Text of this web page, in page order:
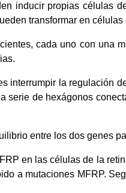
inducir propias células
transformar en
cada uno con una
interrumpir la regulación
de hexágonos
entre los dos genes
en las células de la
a mutaciones MFRP.